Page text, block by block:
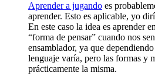
Aprender a jugando es
aprender. Esto es aplicable, yo
En este caso la idea es aprender
“forma de pensar” cuando nos
ensamblador, ya que
lenguaje varía, pero las formas y
prácticamente la misma.